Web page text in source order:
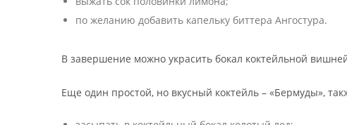
по желанию добавить капельку биттера Ангостура.
В завершение можно украсить бокал коктейльной
Еще один простой, но вкусный коктейль – «Бермуды»,